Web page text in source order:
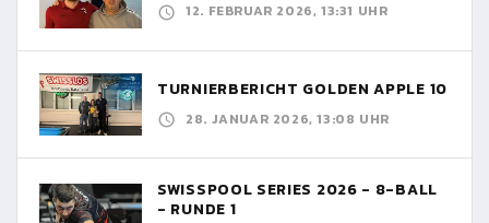
12. FEBRUAR 2026, 13:31 UHR
TURNIERBERICHT GOLDEN APPLE 10
28. JANUAR 2026, 13:08 UHR
SWISSPOOL SERIES 2026 - 8-BALL
- RUNDE 1